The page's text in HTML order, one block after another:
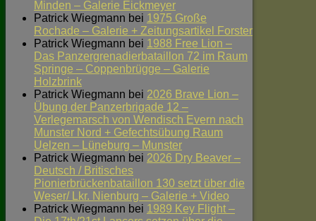
Minden – Galerie Eickmeyer
Patrick Wiegmann bei 1975 Große
Rochade – Galerie + Zeitungsartikel Forster
Patrick Wiegmann bei 1988 Free Lion –
Das Panzergrenadierbataillon 72 im Raum
Springe – Coppenbrügge – Galerie
Holzbrink
Patrick Wiegmann bei 2026 Brave Lion –
Übung der Panzerbrigade 12 –
Verlegemarsch von Wendisch Evern nach
Munster Nord + Gefechtsübung Raum
Uelzen – Lüneburg – Munster
Patrick Wiegmann bei 2026 Dry Beaver –
Deutsch / Britisches
Pionierbrückenbataillon 130 setzt über die
Weser/ Lkr. Nienburg – Galerie + Video
Patrick Wiegmann bei 1989 Key Flight –